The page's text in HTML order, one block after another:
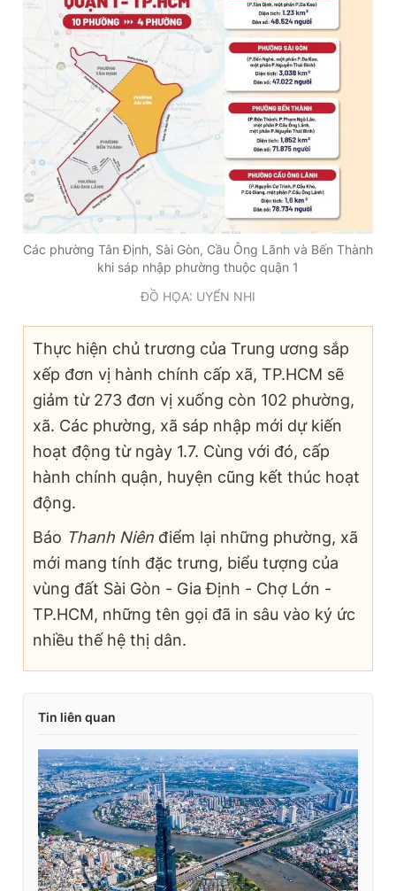
Các phường Tân Định, Sài Gòn, Cầu Ông Lãnh và Bến Thành
khi sáp nhập phường thuộc quận 1
ĐỒ HỌA: UYỂN NHI
Thực hiện chủ trương của Trung ương sắp
xếp đơn vị hành chính cấp xã, TP.HCM sẽ
giảm từ 273 đơn vị xuống còn 102 phường,
xã. Các phường, xã sáp nhập mới dự kiến
hoạt động từ ngày 1.7. Cùng với đó, cấp
hành chính quận, huyện cũng kết thúc hoạt
động.
Báo Thanh Niên điểm lại những phường, xã
mới mang tính đặc trưng, biểu tượng của
vùng đất Sài Gòn - Gia Định - Chợ Lớn -
TP.HCM, những tên gọi đã in sâu vào ký ức
nhiều thế hệ thị dân.
Tin liên quan